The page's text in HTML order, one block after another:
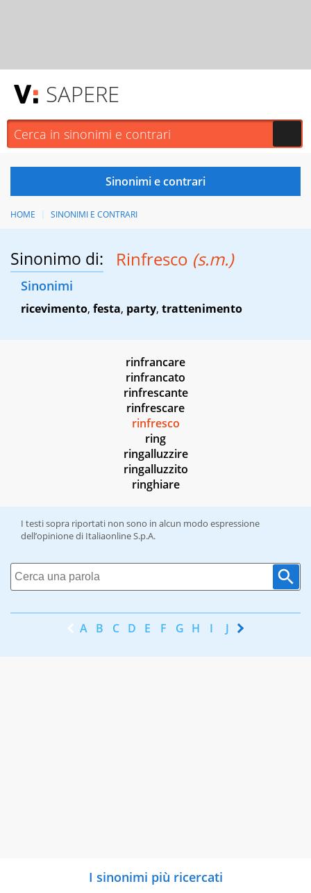
SAPERE
HOME SINONIMI E CONTRARI
Sinonimo di: Rinfresco (s.m.)
Sinonimi
ricevimento, festa, party, trattenimento
rinfrancare
rinfrancato
rinfrescante
rinfrescare
rinfresco
ring
ringalluzzire
ringalluzzito
ringhiare
I testi sopra riportati non sono in alcun modo espressione
dell’opinione di Italiaonline S.p.A.
A B C D E F G H I J K
I sinonimi più ricercati